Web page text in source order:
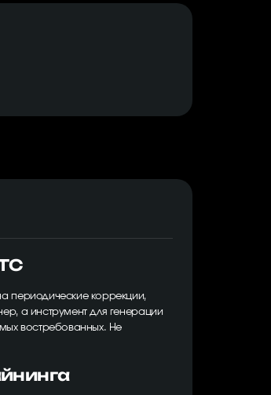
периодические коррекции,
а инструмент для генерации
востребованных. Не